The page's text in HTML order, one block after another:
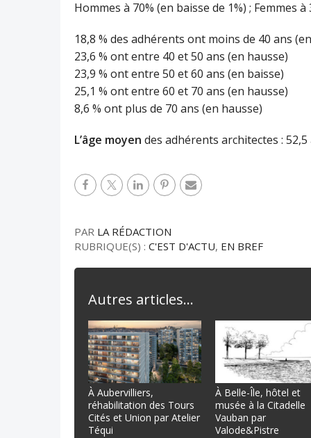
Hommes à 70% (en baisse de 1%) ; Femmes
18,8 % des adhérents ont moins de 40 ans
23,6 % ont entre 40 et 50 ans (en hausse)
23,9 % ont entre 50 et 60 ans (en baisse)
25,1 % ont entre 60 et 70 ans (en hausse)
8,6 % ont plus de 70 ans (en hausse)
L’âge moyen des adhérents architectes :
PAR LA RÉDACTION
RUBRIQUE(S) : C'EST D'ACTU, EN BREF
Autres articles...
À Aubervilliers,
réhabilitation des Tours
Cités et Union par Atelier
Téqui
À Belle-Île, hôtel et
musée à la Citadelle
Vauban par
Valode&Pistre